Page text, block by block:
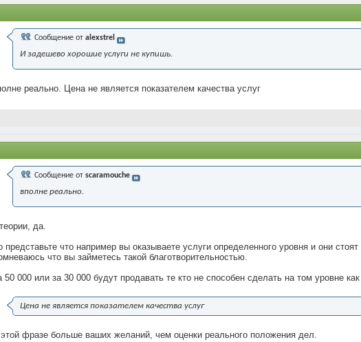
Сообщение от alexstrel
И задешево хорошие услуги не купишь.
реально. Цена не является показателем качества услуг
Сообщение от scaramouche
вполне реально.
да.
представьте что например вы оказываете услуги определенного уровня и они
что вы займетесь такой благотворительностью.
50 000 или за 30 000 будут продавать те кто не способен сделать на том уровне
Цена не является показателем качества услуг
фразе больше ваших желаний, чем оценки реального положения дел.